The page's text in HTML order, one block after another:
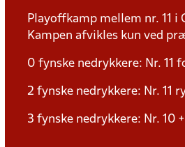
Playoffkamp mellem nr. 11 i
Kampen afvikles kun ved
0 fynske nedrykkere: Nr. 11
2 fynske nedrykkere: Nr. 11
3 fynske nedrykkere: Nr. 10